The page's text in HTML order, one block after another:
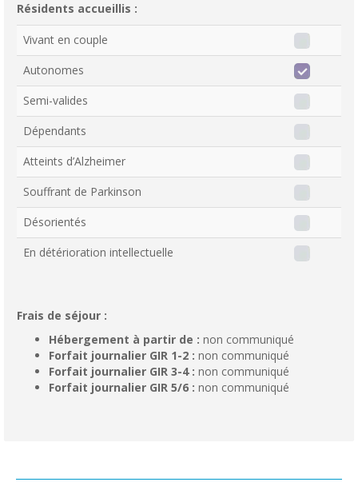
Résidents accueillis :
Vivant en couple
Autonomes
Semi-valides
Dépendants
Atteints d’Alzheimer
Souffrant de Parkinson
Désorientés
En détérioration intellectuelle
Frais de séjour :
Hébergement à partir de : non communiqué
Forfait journalier GIR 1-2 : non communiqué
Forfait journalier GIR 3-4 : non communiqué
Forfait journalier GIR 5/6 : non communiqué